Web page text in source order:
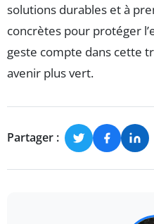
solutions durables et à
concrètes pour protéger
geste compte dans cette
avenir plus vert.
Partager :